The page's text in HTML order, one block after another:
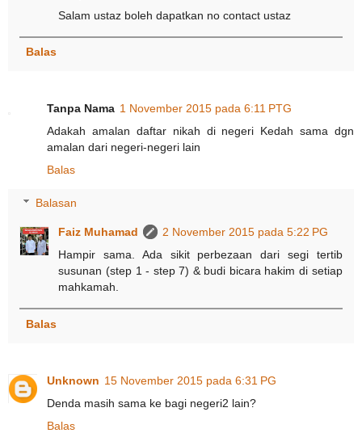
Salam ustaz boleh dapatkan no contact ustaz
Balas
Tanpa Nama 1 November 2015 pada 6:11 PTG
Adakah amalan daftar nikah di negeri Kedah sama dgn
amalan dari negeri-negeri lain
Balas
Balasan
Faiz Muhamad
2 November 2015 pada 5:22 PG
Hampir sama. Ada sikit perbezaan dari segi tertib
susunan (step 1 - step 7) & budi bicara hakim di setiap
mahkamah.
Balas
Unknown 15 November 2015 pada 6:31 PG
Denda masih sama ke bagi negeri2 lain?
Balas